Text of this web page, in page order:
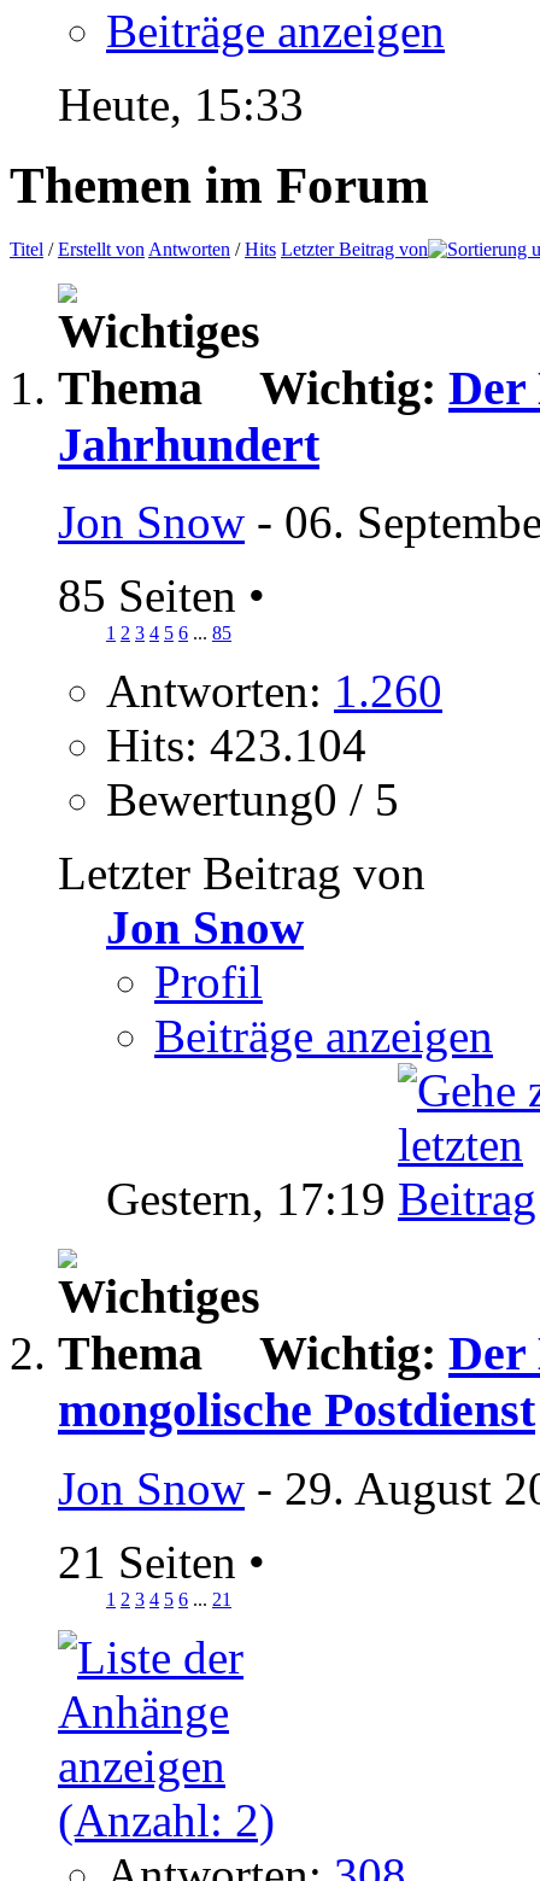
Beiträge anzeigen
Heute, 15:33
Themen im Forum
Titel /Erstellt von Antworten /Hits Letzter Beitrag von
Wichtig: Der
Jahrhundert
Jon Snow - 06.
85 Seiten •
1 2 3 4 5 6 ... 85
Antworten: 1.260
Hits: 423.104
Bewertung0 / 5
Letzter Beitrag von
Jon Snow
Profil
Beiträge anzeigen
Gestern, 17:19
Wichtig: Der
mongolische Postdienst
Jon Snow - 29. August
21 Seiten •
1 2 3 4 5 6 ... 21